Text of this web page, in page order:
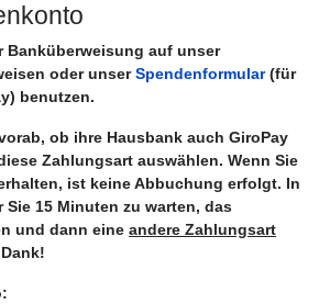
Banküberweisung auf unser
oder unserSpendenformular(für
benutzen.
ob ihre Hausbank auch GiroPay
Zahlungsart auswählen. Wenn Sie
ist keine Abbuchung erfolgt. In
15 Minuten zu warten, das
und dann eine andere Zahlungsart